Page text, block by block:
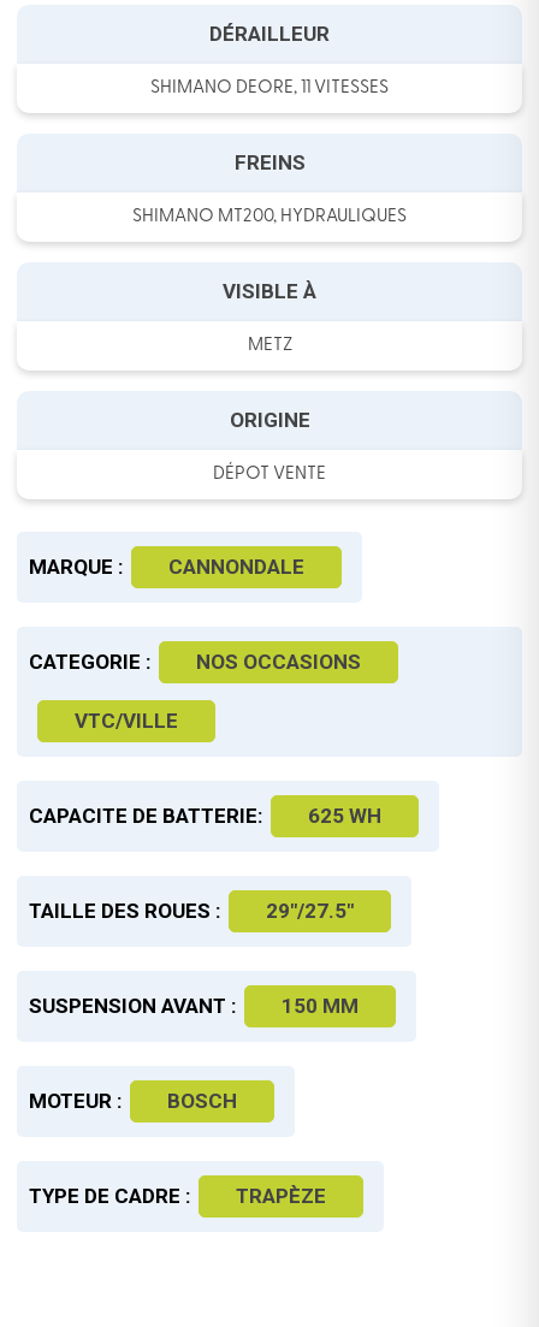
DÉRAILLEUR
SHIMANO DEORE, 11 VITESSES
FREINS
SHIMANO MT200, HYDRAULIQUES
VISIBLE À
METZ
ORIGINE
DÉPOT VENTE
MARQUE : CANNONDALE
CATEGORIE : NOS OCCASIONS
VTC/VILLE
CAPACITE DE BATTERIE: 625 WH
TAILLE DES ROUES : 29"/27.5"
SUSPENSION AVANT : 150 MM
MOTEUR : BOSCH
TYPE DE CADRE : TRAPÈZE